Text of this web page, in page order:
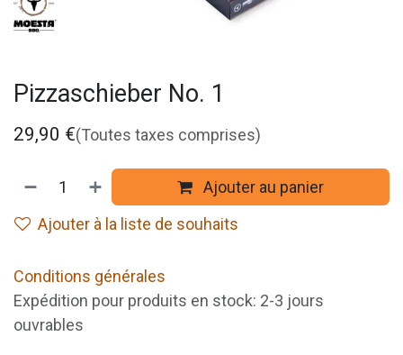
Pizzaschieber No. 1
29,90 €(Toutes taxes comprises)
Ajouter au panier
Ajouter à la liste de souhaits
Conditions générales
Expédition pour produits en stock: 2-3 jours
ouvrables